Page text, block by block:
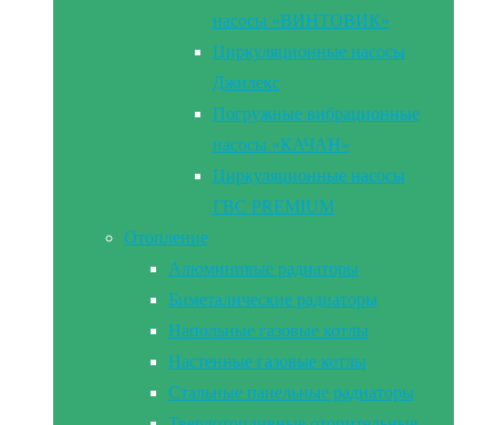
насосы «ВИНТОВИК»
Циркуляционные насосы
Джилекс
Погружные вибрационные
насосы «КАЧАН»
Циркуляционные насосы
ГВС PREMIUM
Отопление
Алюминивые радиаторы
Биметалические радиаторы
Напольные газовые котлы
Настенные газовые котлы
Стальные панельные радиаторы